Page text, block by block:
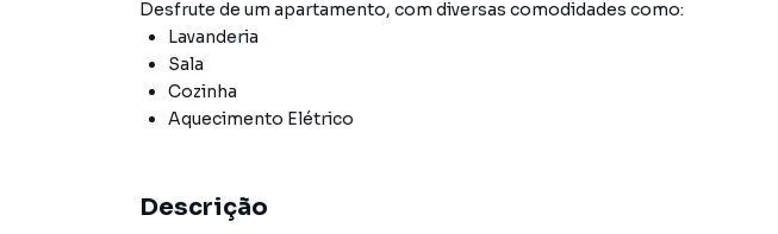
Desfrute de um apartamento, com diversas comodidades como:
Lavanderia
Sala
Cozinha
Aquecimento Elétrico
Descrição